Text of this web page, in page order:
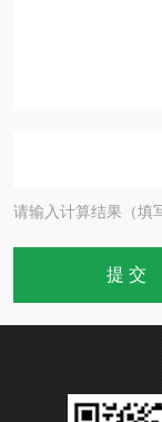
请输入计算结果（填